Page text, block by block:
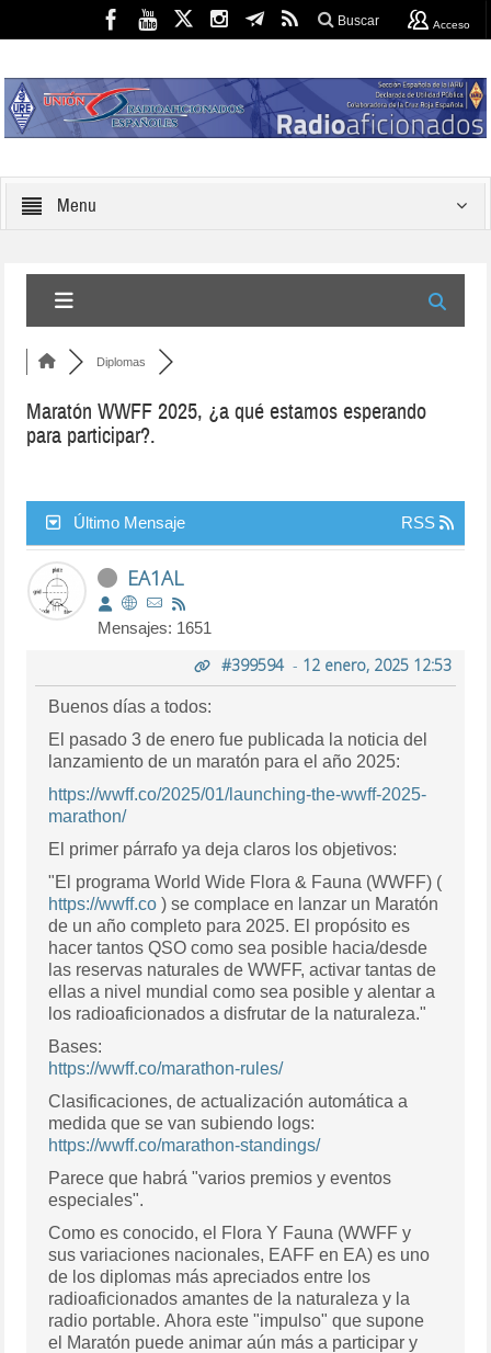
Buscar Acceso
Menu
Diplomas
Maratón WWFF 2025, ¿a qué estamos esperando
para participar?.
Último Mensaje RSS
EA1AL
Mensajes: 1651
#399594- 12 enero, 2025 12:53
Buenos días a todos:
El pasado 3 de enero fue publicada la noticia del
lanzamiento de un maratón para el año 2025:
https://wwff.co/2025/01/launching-the-wwff-2025-
marathon/
El primer párrafo ya deja claros los objetivos:
"El programa World Wide Flora & Fauna (WWFF) (
https://wwff.co ) se complace en lanzar un Maratón
de un año completo para 2025. El propósito es
hacer tantos QSO como sea posible hacia/desde
las reservas naturales de WWFF, activar tantas de
ellas a nivel mundial como sea posible y alentar a
los radioaficionados a disfrutar de la naturaleza."
Bases:
https://wwff.co/marathon-rules/
Clasificaciones, de actualización automática a
medida que se van subiendo logs:
https://wwff.co/marathon-standings/
Parece que habrá "varios premios y eventos
especiales".
Como es conocido, el Flora Y Fauna (WWFF y
sus variaciones nacionales, EAFF en EA) es uno
de los diplomas más apreciados entre los
radioaficionados amantes de la naturaleza y la
radio portable. Ahora este "impulso" que supone
el Maratón puede animar aún más a participar y